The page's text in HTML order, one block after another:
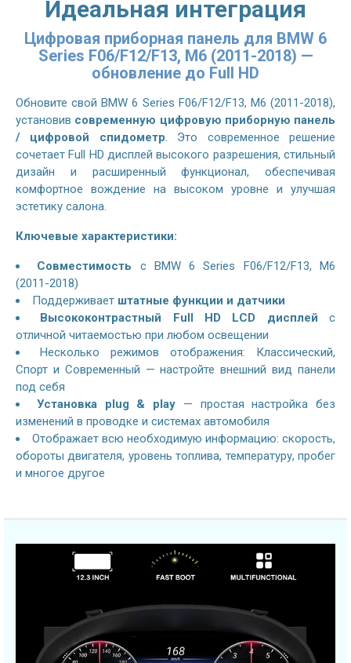
Идеальная интеграция
Цифровая приборная панель для BMW 6
Series F06/F12/F13, M6 (2011-2018) —
обновление до Full HD
Обновите свойBMW 6 Series F06/F12/F13, M6 (2011-2018),
установив современную цифровую приборную панель
/ цифровой спидометр. Это современное решение
сочетает Full HD дисплей высокого разрешения, стильный
дизайн и расширенный функционал, обеспечивая
комфортное вождение на высоком уровне и улучшая
эстетику салона.
Ключевые характеристики:
Совместимость с BMW 6 Series F06/F12/F13, M6
(2011-2018)
Поддерживает штатные функции и датчики
Высококонтрастный Full HD LCD дисплей с
отличной читаемостью при любом освещении
Несколько режимов отображения: Классический,
Спорт и Современный — настройте внешний вид панели
под себя
Установка plug & play — простая настройка без
изменений в проводке и системах автомобиля
Отображает всю необходимую информацию: скорость,
обороты двигателя, уровень топлива, температуру, пробег
и многое другое